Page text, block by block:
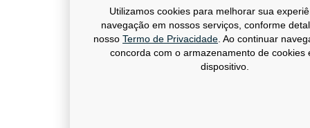
Utilizamos cookies para melhorar sua
navegação em nossos serviços, conforme
nosso Termo de Privacidade . Ao continuar
concorda com o armazenamento de cookies
dispositivo.